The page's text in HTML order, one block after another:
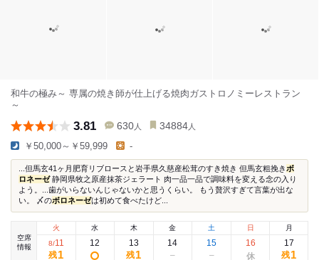
和牛の極み～ 専属の焼き師が仕上げる焼肉ガストロノミーレストラン
～
3.81 630 人 34884 人
￥50,000～￥59,999 -
...但馬玄41ヶ月肥育リブロースと岩手県久慈産松茸のすき焼き 但馬玄粗挽き ボ
ロネーゼ静岡県牧之原産抹茶ジェラート 肉一品一品で調味料を変える念の入り
よう。...歯がいらないんじゃないかと思うくらい。 もう贅沢すぎて言葉が出な
い。 〆のボロネーゼは初めて食べたけど...
空席
情報
火
8/11
残1
水
12
木
13
残1
金
14
土
15
日
16
月
17
残1